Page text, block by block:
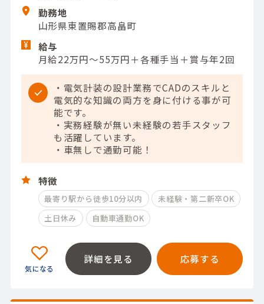
勤務地
山形県東置賜郡高畠町
給与
月給22万円～55万円＋各種手当＋賞与年2回
・電気計装の設計業務でCADのスキルと
電気的な知識の両方を身に付ける事が可
能です。
・実務経験が無い未経験の若手スタッフ
も活躍しています。
・車無しで通勤可能！
特徴
最寄り駅から徒歩10分以内
未経験・第二新卒OK
土日休み
自動車通勤OK
詳細を見る 応募する